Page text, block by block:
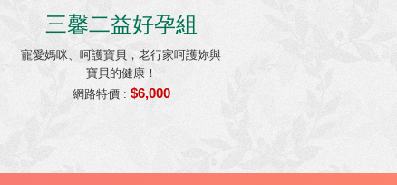
三馨二益好孕組
寵愛媽咪、呵護寶貝，老行家呵護妳與
寶貝的健康！
網路特價 : $6,000